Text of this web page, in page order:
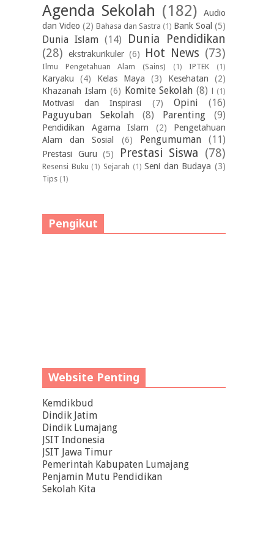
Agenda Sekolah (182)
Audio
dan Video (2) Bahasa dan Sastra (1) Bank Soal (5)
Dunia Islam (14)
Dunia Pendidikan
(28)
ekstrakurikuler (6) Hot News (73)
Ilmu Pengetahuan Alam (Sains) (1) IPTEK (1)
Karyaku (4) Kelas Maya (3) Kesehatan
(2)
Khazanah Islam (6) Komite Sekolah (8) l (1)
Motivasi dan Inspirasi (7) Opini
(16)
Paguyuban Sekolah
(8) Parenting (9)
Pendidikan Agama Islam (2)
Pengetahuan
Alam dan Sosial
(6) Pengumuman (11)
Prestasi Guru (5) Prestasi Siswa (78)
Resensi Buku (1) Sejarah (1) Seni dan Budaya (3)
Tips (1)
Pengikut
Website Penting
Kemdikbud
Dindik Jatim
Dindik Lumajang
JSIT Indonesia
JSIT Jawa Timur
Pemerintah Kabupaten Lumajang
Penjamin Mutu Pendidikan
Sekolah Kita